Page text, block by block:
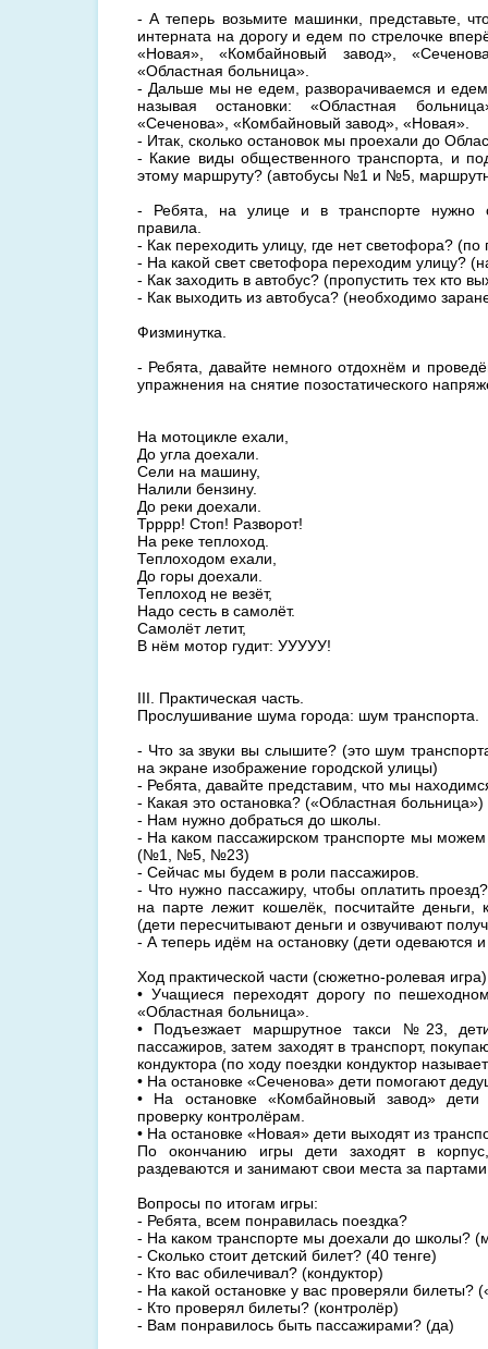
- А теперь возьмите машинки, представьте,
интерната на дорогу и едем по стрелочке
«Новая», «Комбайновый завод»,
«Областная больница».
- Дальше мы не едем, разворачиваемся и
называя остановки: «Областная
«Сеченова», «Комбайновый завод», «Новая».
- Итак, сколько остановок мы проехали до
- Какие виды общественного транспорта, и
этому маршруту? (автобусы №1 и №5,
- Ребята, на улице и в транспорте нужно
правила.
- Как переходить улицу, где нет светофора?
- На какой свет светофора переходим улицу?
- Как заходить в автобус? (пропустить тех кто
- Как выходить из автобуса? (необходимо
Физминутка.
- Ребята, давайте немного отдохнём и
упражнения на снятие позостатического
На мотоцикле ехали,
До угла доехали.
Сели на машину,
Налили бензину.
До реки доехали.
Трррр! Стоп! Разворот!
На реке теплоход.
Теплоходом ехали,
До горы доехали.
Теплоход не везёт,
Надо сесть в самолёт.
Самолёт летит,
В нём мотор гудит: УУУУУ!
III. Практическая часть.
Прослушивание шума города: шум транспорта.
- Что за звуки вы слышите? (это шум
на экране изображение городской улицы)
- Ребята, давайте представим, что мы
- Какая это остановка? («Областная больница»)
- Нам нужно добраться до школы.
- На каком пассажирском транспорте мы
(№1, №5, №23)
- Сейчас мы будем в роли пассажиров.
- Что нужно пассажиру, чтобы оплатить
на парте лежит кошелёк, посчитайте деньги,
(дети пересчитывают деньги и озвучивают
- А теперь идём на остановку (дети одеваются
Ход практической части (сюжетно-ролевая
• Учащиеся переходят дорогу по
«Областная больница».
• Подъезжает маршрутное такси №23,
пассажиров, затем заходят в транспорт,
кондуктора (по ходу поездки кондуктор
• На остановке «Сеченова» дети помогают
• На остановке «Комбайновый завод»
проверку контролёрам.
• На остановке «Новая» дети выходят из
По окончанию игры дети заходят в
раздеваются и занимают свои места за
Вопросы по итогам игры:
- Ребята, всем понравилась поездка?
- На каком транспорте мы доехали до школы?
- Сколько стоит детский билет? (40 тенге)
- Кто вас обилечивал? (кондуктор)
- На какой остановке у вас проверяли билеты?
- Кто проверял билеты? (контролёр)
- Вам понравилось быть пассажирами? (да)